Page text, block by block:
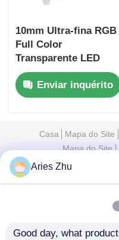
10mm Ultra-fina RGB
Full Color
Transparente LED
Film Screen com
tamanho de gabinete
personalizado para
Enviar inquérito
Casa Mapa do Site
Mapa do Site
china.Copyright ©
Aries Zhu
Good day, what